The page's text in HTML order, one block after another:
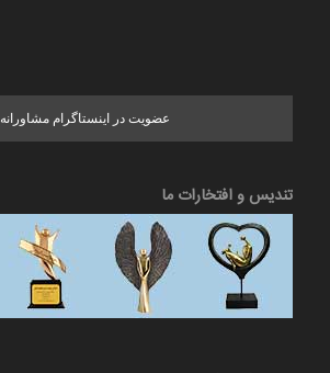
عضویت در اینستاگرام مشاورانه
تندیس و افتخارات ما